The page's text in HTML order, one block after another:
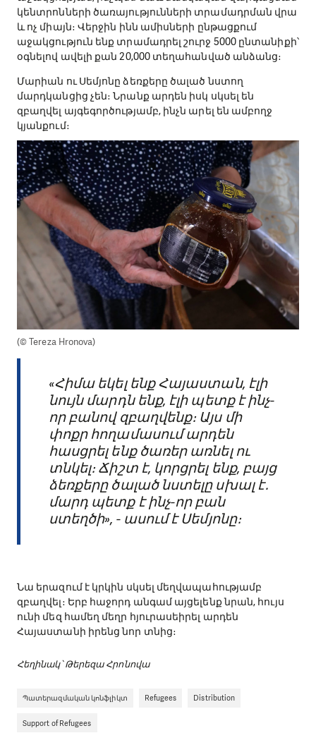
կենտրոնների ծառայությունների տրամադրման վրա
և ոչ միայն։ Վերջին ինն ամիսների ընթացքում
աջակցություն ենք տրամադրել շուրջ 5000 ընտանիքի՝
օգնելով ավելի քան 20,000 տեղահանված անձանց։
Մարիան ու Սեմյոնը ձեռքերը ծալած նստող
մարդկանցից չեն։ Նրանք արդեն իսկ սկսել են
զբաղվել այգեգործությամբ, ինչն արել են ամբողջ
կյանքում։
(© Tereza Hronova)
«Հիմա եկել ենք Հայաստան, էլի
նույն մարդն ենք, էլի պետք է ինչ-
որ բանով զբաղվենք։ Այս մի
փոքր հողամասում արդեն
հասցրել ենք ծառեր առնել ու
տնկել։ Ճիշտ է, կորցրել ենք, բայց
ձեռքերը ծալած նստելը սխալ է․
մարդ պետք է ինչ-որ բան
ստեղծի», - ասում է Սեմյոնը։
Նա երազում է կրկին սկսել մեղվապահությամբ
զբաղվել։ Երբ հաջորդ անգամ այցելենք նրան, հույս
ունի մեզ համեղ մեղր հյուրասեիրել արդեն
Հայաստանի իրենց նոր տնից։
Հեղինակ՝ Թերեզա Հրոնովա
Պատերազմական կոնֆլիկտ Refugees Distribution
Support of Refugees